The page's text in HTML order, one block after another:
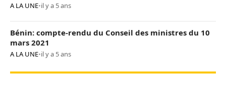
A LA UNE•il y a 5 ans
Bénin: compte-rendu du Conseil des ministres du 10
mars 2021
A LA UNE•il y a 5 ans